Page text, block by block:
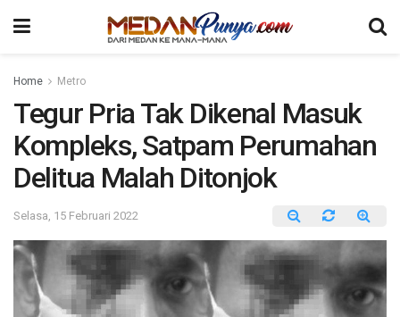
Home Metro
Tegur Pria Tak Dikenal Masuk
Kompleks, Satpam Perumahan
Delitua Malah Ditonjok
Selasa, 15 Februari 2022